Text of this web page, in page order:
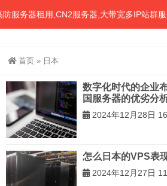
服务器租用,CN2服务器,大带宽多IP站群
首页 » 日本
数字化时代的企业
国服务器的优劣分
2024年12月28日
怎么日本的VPS表
2024年12月27日